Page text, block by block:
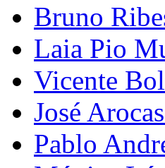
Bruno
Laia Pio
Vicente
José
Pablo